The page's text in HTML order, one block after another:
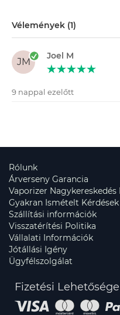
Vélemények (1)
JM
Joel M
9 nappal ezelőtt
Rólunk
Árverseny Garancia
Vaporizer
Gyakran Ismételt Kérdések
Szállítási információk
Visszatérítési Politika
Vállalati Információk
Jótállási Igény
Ügyfélszolgálat
Fizetési